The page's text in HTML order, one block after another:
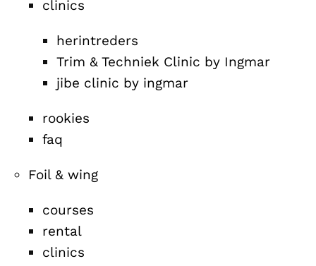
clinics
herintreders
Trim & Techniek Clinic by Ingmar
jibe clinic by ingmar
rookies
faq
Foil & wing
courses
rental
clinics